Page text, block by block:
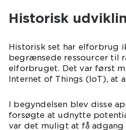
Historisk
Historisk set har elforbrug
begrænsede ressourcer til
elforbruget. Det var først
Internet of Things (IoT), at
I begyndelsen blev disse
forsøgte at udnytte
var det muligt at få